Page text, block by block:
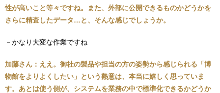
性が高いこと等々ですね。また、外部に公開できるものかどうかを
さらに精査したデータ…と、そんな感じでしょうか。
－かなり大変な作業ですね
加藤さん：ええ。御社の製品や担当の方の姿勢から感じられる「博
物館をよりよくしたい」という熱意は、本当に嬉しく思っていま
す。あとは使う側が、システムを業務の中で標準化できるかどうか